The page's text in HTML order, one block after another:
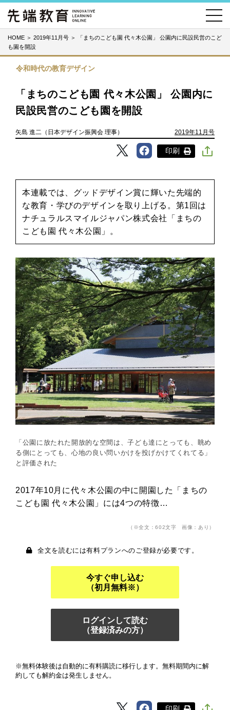
HOME ＞ 2019年11月号 ＞
「まちのこども園 代々木公園」 公園内に民設民営のこど
も園を開設
令和時代の教育デザイン
「まちのこども園 代々木公園」 公園内に
民設民営のこども園を開設
矢島 進二（日本デザイン振興会 理事） 2019年11月号
印刷
本連載では、グッドデザイン賞に輝いた先端的
な教育・学びのデザインを取り上げる。第1回は
ナチュラルスマイルジャパン株式会社「まちの
こども園 代々木公園」。
「公園に放たれた開放的な空間は、子ども達にとっても、眺め
る側にとっても、心地の良い問いかけを投げかけてくれてる」
と評価された
2017年10月に代々木公園の中に開園した「まちの
こども園 代々木公園」には4つの特徴…
（※全文：602文字 画像：あり）
全文を読むには有料プランへのご登録が必要です。
今すぐ申し込む
（初月無料※）
ログインして読む
（登録済みの方）
※無料体験後は自動的に有料購読に移行します。無料期間内に解
約しても解約金は発生しません。